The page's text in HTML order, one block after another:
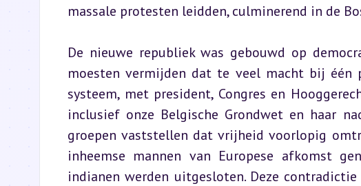
massale protesten leidden, culminerend in de
De nieuwe republiek was gebouwd op
moesten vermijden dat te veel macht bij
systeem, met president, Congres en
inclusief onze Belgische Grondwet en haar
groepen vaststellen dat vrijheid voorlopig
inheemse mannen van Europese afkomst
indianen werden uitgesloten. Deze